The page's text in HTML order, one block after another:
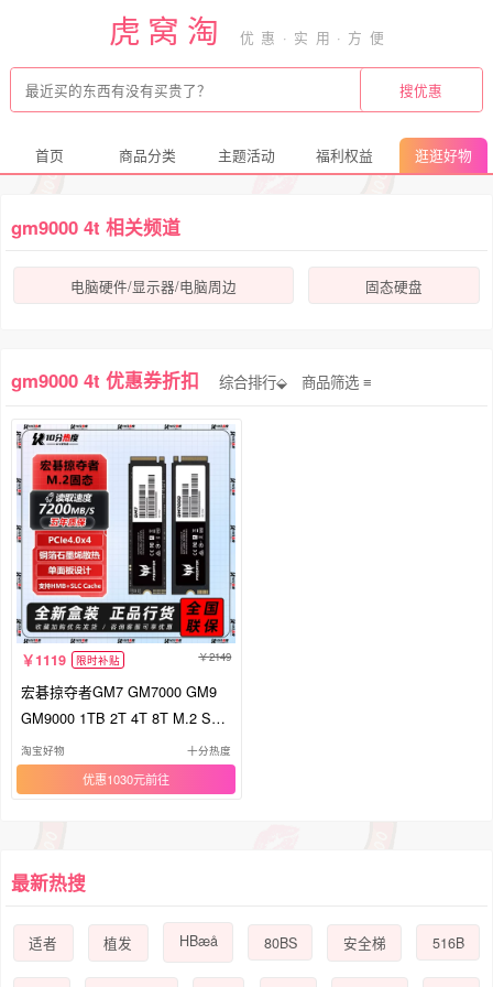
虎窝淘
首页 商品分类 主题活动 福利权益 逛逛好物
gm9000 4t 相关频道
电脑硬件/显示器/电脑周边 固态硬盘
gm9000 4t 优惠券折扣 综合排行⬙ 商品筛选
1119 限时补贴 2149
宏碁掠夺者GM7 GM7000 GM9
GM9000 1TB 2T 4T 8T M.2 SSD
固态硬盘
淘宝好物 十分热度
优惠1030元
最新热搜
适者 植发 HBæå 80BS 安全梯 516B